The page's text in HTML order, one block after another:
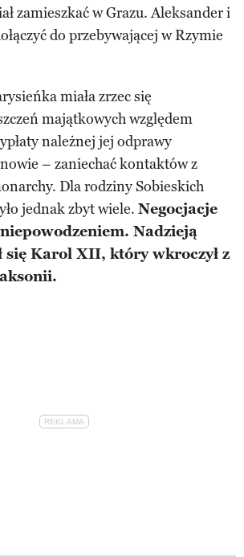
zamieszkać w Grazu. Aleksander i
do przebywającej w Rzymie
miała zrzec się
majątkowych względem
należnej jej odprawy
– zaniechać kontaktów z
Dla rodziny Sobieskich
jednak zbyt wiele. Negocjacje
niepowodzeniem. Nadzieją
się Karol XII, który wkroczył z